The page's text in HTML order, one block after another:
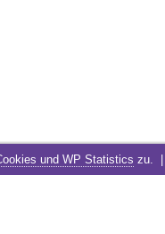
und WP Statistics zu. |